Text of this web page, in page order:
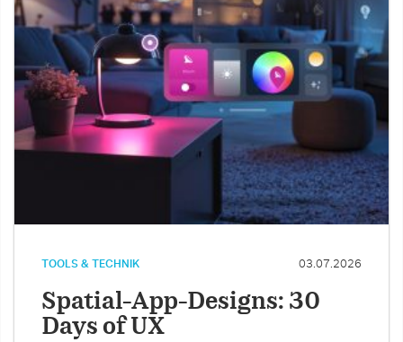
TOOLS & TECHNIK 03.07.2026
Spatial-App-Designs: 30
Days of UX